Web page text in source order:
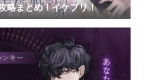
略まとめ！イケプリ！